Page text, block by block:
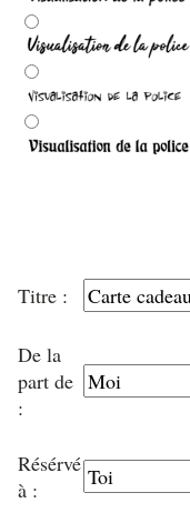
Titre :
De la
part de
:
Résérvé
à :